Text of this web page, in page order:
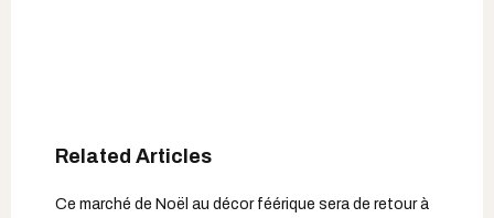
Ce marché de Noël au décor féérique sera de retour à